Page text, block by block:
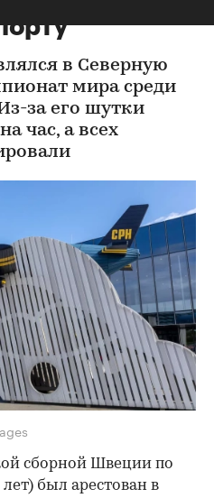
в Северную
мира среди
за его шутки
час, а всех
сборной Швеции по
был арестован в